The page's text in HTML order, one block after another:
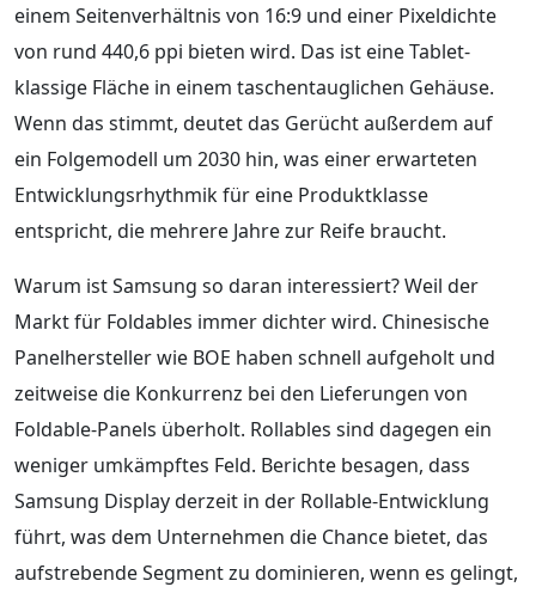
einem Seitenverhältnis von 16:9 und einer Pixeldichte
von rund 440,6 ppi bieten wird. Das ist eine Tablet-
klassige Fläche in einem taschentauglichen Gehäuse.
Wenn das stimmt, deutet das Gerücht außerdem auf
ein Folgemodell um 2030 hin, was einer erwarteten
Entwicklungsrhythmik für eine Produktklasse
entspricht, die mehrere Jahre zur Reife braucht.
Warum ist Samsung so daran interessiert? Weil der
Markt für Foldables immer dichter wird. Chinesische
Panelhersteller wie BOE haben schnell aufgeholt und
zeitweise die Konkurrenz bei den Lieferungen von
Foldable-Panels überholt. Rollables sind dagegen ein
weniger umkämpftes Feld. Berichte besagen, dass
Samsung Display derzeit in der Rollable-Entwicklung
führt, was dem Unternehmen die Chance bietet, das
aufstrebende Segment zu dominieren, wenn es gelingt,